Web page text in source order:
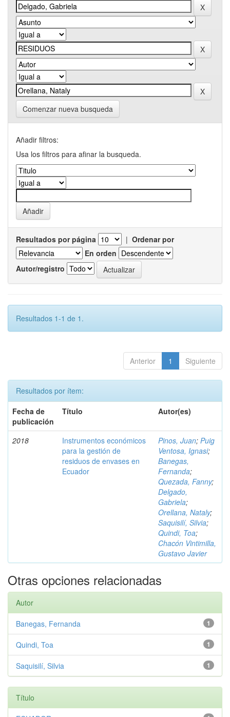
Comenzar nueva busqueda
Añadir filtros:
Usa los filtros para afinar la busqueda.
Resultados por página | Ordenar por
En orden
Autor/registro
Resultados 1-1 de 1.
Anterior 1 Siguiente
Resultados por ítem:
Fecha de
publicación
Título Autor(es)
2018
Instrumentos económicos
para la gestión de
residuos de envases en
Ecuador
Pinos, Juan; Puig
Ventosa, Ignasi;
Banegas,
Fernanda;
Quezada, Fanny;
Delgado,
Gabriela;
Orellana, Nataly;
Saquisilí, Silvia;
Quindi, Toa;
Chacón Vintimilla,
Gustavo Javier
Otras opciones relacionadas
Autor
1
Banegas, Fernanda
1
Quindi, Toa
1
Saquisilí, Silvia
Título